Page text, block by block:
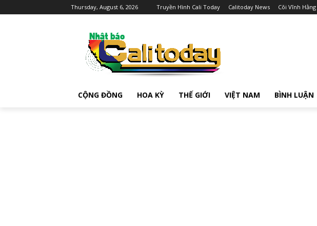
Thursday, August 6, 2026 Truyền Hình Cali Today Calitoday News Cõi Vĩnh Hằng
CỘNG ĐỒNG HOA KỲ THẾ GIỚI VIỆT NAM BÌNH LUẬN